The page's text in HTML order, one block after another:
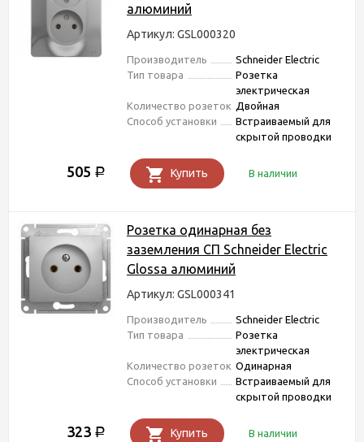
алюминий
Артикул: GSL000320
Производитель
Schneider Electric
Тип товара
Розетка
электрическая
Количество розеток Двойная
Способ установки
Встраиваемый для
скрытой проводки
505 Р Купить В наличии
Розетка одинарная без
заземления СП Schneider Electric
Glossa алюминий
Артикул: GSL000341
Производитель
Schneider Electric
Тип товара
Розетка
электрическая
Количество розеток Одинарная
Способ установки
Встраиваемый для
скрытой проводки
323 Р Купить В наличии